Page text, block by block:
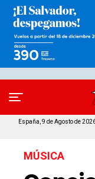
España, 9 de Agosto de
MÚSICA